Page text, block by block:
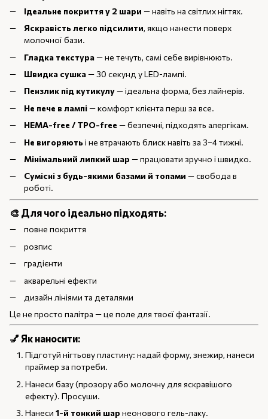
Ідеальне покриття у 2 шари — навіть на світлих нігтях.
Яскравість легко підсилити, якщо нанести поверх
молочної бази.
Гладка текстура— не течуть, самі себе вирівнюють.
Швидка сушка— 30 секунд у LED-лампі.
Пензлик під кутикулу— ідеальна форма, без лайнерів.
Не пече в лампі— комфорт клієнта перш за все.
HEMA-free / TPO-free — безпечні, підходять алергікам.
Не вигоряютьі не втрачають блиск навіть за 3–4 тижні.
Мінімальний липкий шар — працювати зручно і швидко.
Сумісні з будь-якими базами й топами — свобода в
роботі.
🎨 Для чого ідеально підходять:
повне покриття
розпис
градієнти
акварельні ефекти
дизайн лініями та деталями
Це не просто палітра — це поле для твоєї фантазії.
💅 Як наносити:
Підготуй нігтьову пластину: надай форму, знежир, нанеси
праймер за потреби.
Нанеси базу (прозору або молочну для яскравішого
ефекту). Просуши.
Нанеси 1-й тонкий шар неонового гель-лаку.